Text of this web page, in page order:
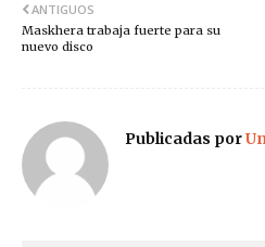
ANTIGUOS
Maskhera trabaja fuerte para su
nuevo disco
Publicadas por